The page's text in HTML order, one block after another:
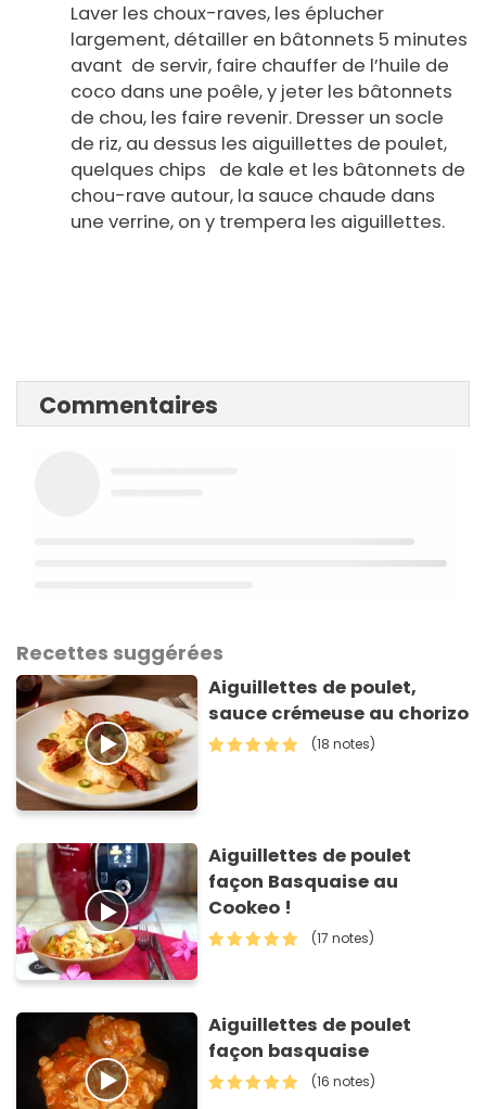
Laver les choux-raves, les éplucher
largement, détailler en bâtonnets 5 minutes
avant de servir, faire chauffer de l’huile de
coco dans une poêle, y jeter les bâtonnets
de chou, les faire revenir. Dresser un socle
de riz, au dessus les aiguillettes de poulet,
quelques chips de kale et les bâtonnets de
chou-rave autour, la sauce chaude dans
une verrine, on y trempera les aiguillettes.
Commentaires
Recettes suggérées
Aiguillettes de poulet,
sauce crémeuse au chorizo
(18 notes)
Aiguillettes de poulet
façon Basquaise au
Cookeo !
(17 notes)
Aiguillettes de poulet
façon basquaise
(16 notes)